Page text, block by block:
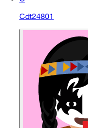
Cdt24801